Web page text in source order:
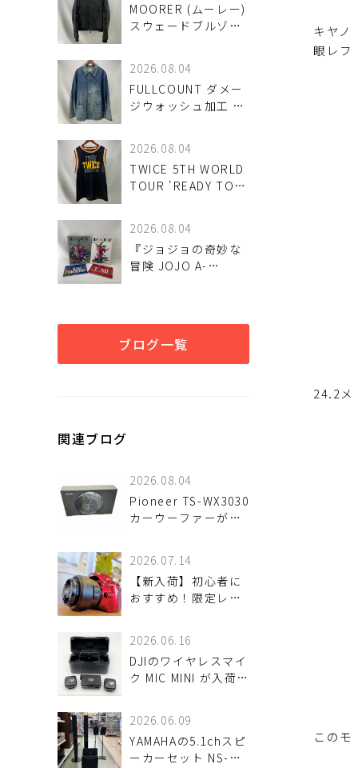
MOORER (ムーレー)
スウェードブルゾン
2026.08.04
FULLCOUNT ダメー
ジウォッシュ加工 デ
2026.08.04
TWICE 5TH WORLD
TOUR 'READY TO
ニフォーム
（MOMO_64番）
が！
2026.08.04
『ジョジョの奇妙な
冒険 JOJO A-
ブログ一覧
関連ブログ
2026.08.04
Pioneer TS-WX3030
カーウーファーが！
2026.07.14
【新入荷】初心者に
おすすめ！限定レッ
が入荷しました！
2026.06.16
DJIのワイヤレスマイ
ク MIC MINI が入荷し
2026.06.09
YAMAHAの5.1chスピ
ーカーセット NS-
キヤ
眼レフ
24.2
この